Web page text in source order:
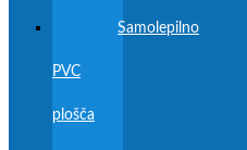
Samolepilno
PVC
plošča